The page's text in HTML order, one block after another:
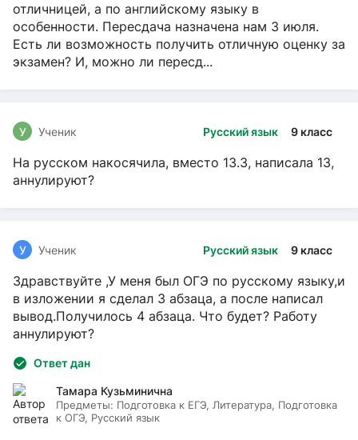
отличницей, а по английскому языку в
особенности. Пересдача назначена нам 3 июля.
Есть ли возможность получить отличную оценку за
экзамен? И, можно ли пересд...
Русский язык 9 класс
У Ученик
На русском накосячила, вместо 13.3, написала 13,
аннулируют?
Русский язык 9 класс
У Ученик
Здравствуйте ,У меня был ОГЭ по русскому языку,и
в изложении я сделал 3 абзаца, а после написал
вывод.Получилось 4 абзаца. Что будет? Работу
аннулируют?
Ответ дан
Тамара Кузьминична
Предметы: Подготовка к ЕГЭ, Литература, Подготовка
к ОГЭ, Русский язык